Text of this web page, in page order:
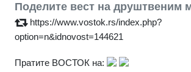
Поделите вест на друштвеним
https://www.vostok.rs/index.php?
option=n&idnovost=144621
Пратите ВОСТОК на: